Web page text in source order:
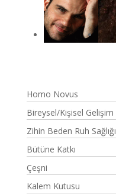
Homo Novus
Bireysel/Kişisel Gelişim
Zihin Beden Ruh Sağlığı
Bütüne Katkı
Çeşni
Kalem Kutusu